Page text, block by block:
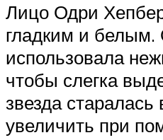
Лицо Одри
гладким и белым.
использовала
чтобы слегка
звезда старалась
увеличить при